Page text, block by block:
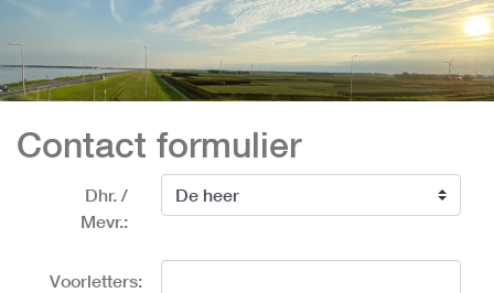
Contact formulier
Dhr. /
Mevr.:
Voorletters: